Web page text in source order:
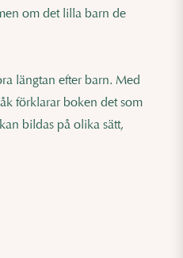
om det lilla barn de
längtan efter barn. Med
förklarar boken det som
bildas på olika sätt,